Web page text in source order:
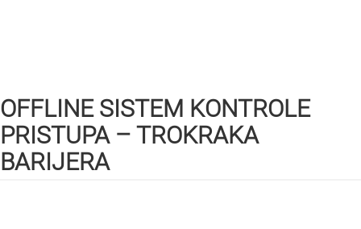
OFFLINE SISTEM KONTROLE
PRISTUPA – TROKRAKA
BARIJERA